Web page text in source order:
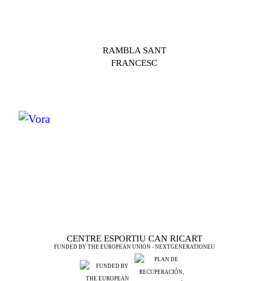
RAMBLA SANT
FRANCESC
CENTRE ESPORTIU CAN RICART
FUNDED BY THE EUROPEAN UNION - NEXTGENERATIONEU